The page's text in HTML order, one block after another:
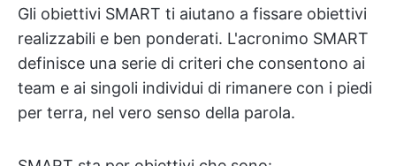
Gli obiettivi SMART ti aiutano a fissare obiettivi
realizzabili e ben ponderati. L'acronimo SMART
definisce una serie di criteri che consentono ai
team e ai singoli individui di rimanere con i piedi
per terra, nel vero senso della parola.